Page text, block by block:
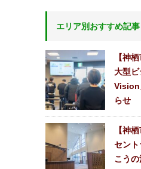
エリア別おすすめ記事
【神
大型
Vision
らせ
【神
セン
こう